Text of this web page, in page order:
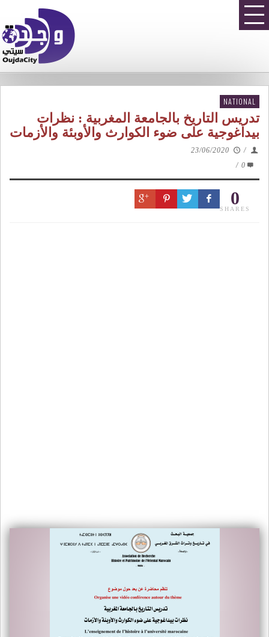
NATIONAL
تدريس التاريخ بالجامعة المغربية : نظرات
بيداغوجية على ضوء الكوارث والأوبئة والأزمات
/
23/06/2020
0
/
0
SHARES